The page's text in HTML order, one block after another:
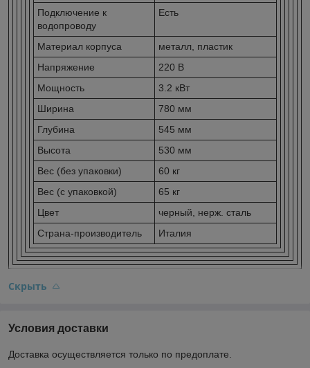
Подключение к
водопроводу
Есть
Материал корпуса
металл, пластик
Напряжение
220 В
Мощность
3.2 кВт
Ширина
780 мм
Глубина
545 мм
Высота
530 мм
Вес (без упаковки)
60 кг
Вес (с упаковкой)
65 кг
Цвет
черный, нерж. сталь
Страна-производитель
Италия
Скрыть
Условия доставки
Доставка осуществляется только по предоплате.